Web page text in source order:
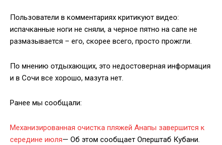
Пользователи в комментариях критикуют видео:
испачканные ноги не сняли, а черное пятно на сапе не
размазывается – его, скорее всего, просто прожгли.
По мнению отдыхающих, это недостоверная информация
и в Сочи все хорошо, мазута нет.
Ранее мы сообщали:
Механизированная очистка пляжей Анапы завершится к
середине июля— Об этом сообщает Оперштаб Кубани.